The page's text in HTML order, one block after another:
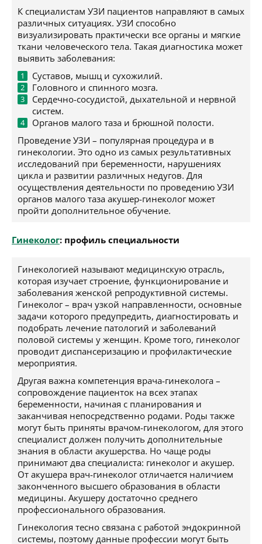
К специалистам УЗИ пациентов направляют в самых
различных ситуациях. УЗИ способно
визуализировать практически все органы и мягкие
ткани человеческого тела. Такая диагностика может
выявить заболевания:
Суставов, мышц и сухожилий.
Головного и спинного мозга.
Сердечно-сосудистой, дыхательной и нервной
систем.
Органов малого таза и брюшной полости.
Проведение УЗИ – популярная процедура и в
гинекологии. Это одно из самых результативных
исследований при беременности, нарушениях
цикла и развитии различных недугов. Для
осуществления деятельности по проведению УЗИ
органов малого таза акушер-гинеколог может
пройти дополнительное обучение.
Гинеколог: профиль специальности
Гинекологией называют медицинскую отрасль,
которая изучает строение, функционирование и
заболевания женской репродуктивной системы.
Гинеколог – врач узкой направленности, основные
задачи которого предупредить, диагностировать и
подобрать лечение патологий и заболеваний
половой системы у женщин. Кроме того, гинеколог
проводит диспансеризацию и профилактические
мероприятия.
Другая важна компетенция врача-гинеколога –
сопровождение пациенток на всех этапах
беременности, начиная с планирования и
заканчивая непосредственно родами. Роды также
могут быть приняты врачом-гинекологом, для этого
специалист должен получить дополнительные
знания в области акушерства. Но чаще роды
принимают два специалиста: гинеколог и акушер.
От акушера врач-гинеколог отличается наличием
законченного высшего образования в области
медицины. Акушеру достаточно среднего
профессионального образования.
Гинекология тесно связана с работой эндокринной
системы, поэтому данные профессии могут быть